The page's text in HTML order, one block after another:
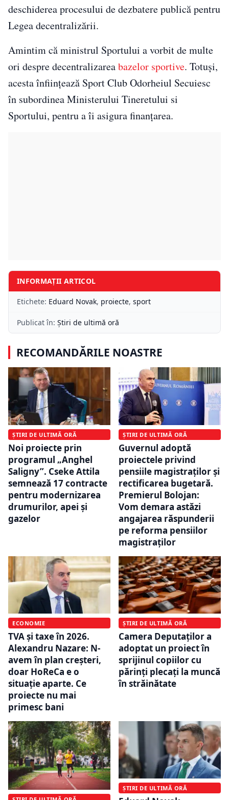
deschiderea procesului de dezbatere publică pentru
Legea decentralizării.
Amintim că ministrul Sportului a vorbit de multe
ori despre decentralizareabazelor sportive. Totuși,
acesta înființează Sport Club Odorheiul Secuiesc
în subordinea Ministerului Tineretului si
Sportului, pentru a îi asigura finanțarea.
INFORMAȚII ARTICOL
Etichete: Eduard Novak, proiecte, sport
Publicat în: Știri de ultimă oră
RECOMANDĂRILE NOASTRE
ȘTIRI DE ULTIMĂ ORĂ
Noi proiecte prin
programul „Anghel
Saligny”. Cseke Attila
semnează 17 contracte
pentru modernizarea
drumurilor, apei și
gazelor
ȘTIRI DE ULTIMĂ ORĂ
Guvernul adoptă
proiectele privind
pensiile magistraților și
rectificarea bugetară.
Premierul Bolojan:
Vom demara astăzi
angajarea răspunderii
pe reforma pensiilor
magistraților
ECONOMIE
TVA și taxe în 2026.
Alexandru Nazare: N-
avem în plan creșteri,
doar HoReCa e o
situație aparte. Ce
proiecte nu mai
primesc bani
ȘTIRI DE ULTIMĂ ORĂ
Camera Deputaților a
adoptat un proiect în
sprijinul copiilor cu
părinţi plecaţi la muncă
în străinătate
ȘTIRI DE ULTIMĂ ORĂ